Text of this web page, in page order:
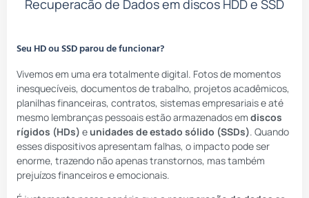
Recuperacão de Dados em discos HDD e SSD
Seu HD ou SSD parou de funcionar?
Vivemos em uma era totalmente digital. Fotos de momentos
inesquecíveis, documentos de trabalho, projetos acadêmicos,
planilhas financeiras, contratos, sistemas empresariais e até
mesmo lembranças pessoais estão armazenados em discos
rígidos (HDs) eunidades de estado sólido (SSDs). Quando
esses dispositivos apresentam falhas, o impacto pode ser
enorme, trazendo não apenas transtornos, mas também
prejuízos financeiros e emocionais.